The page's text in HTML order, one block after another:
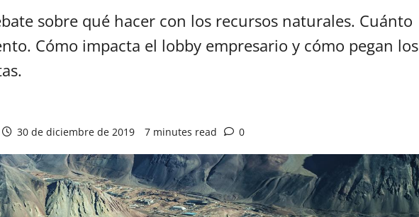
sobre qué hacer con los recursos naturales. Cuánto
Cómo impacta el lobby empresario y cómo pegan los
30 de diciembre de 2019 7 minutes read 0